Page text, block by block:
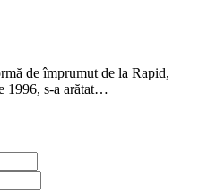
de împrumut de la Rapid,
1996, s-a arătat…